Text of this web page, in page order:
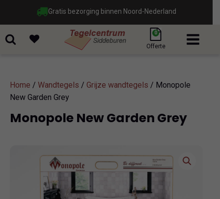
Gratis bezorging binnen Noord-Nederland
0
Offerte
Home / Wandtegels / Grijze wandtegels / Monopole
New Garden Grey
Monopole New Garden Grey